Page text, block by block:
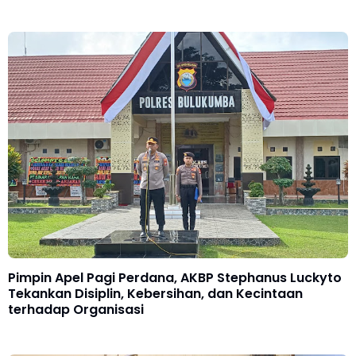
Pimpin Apel Pagi Perdana, AKBP Stephanus Luckyto
Tekankan Disiplin, Kebersihan, dan Kecintaan
terhadap Organisasi